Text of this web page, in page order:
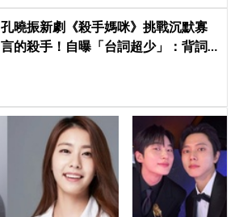
孔曉振新劇《殺手媽咪》挑戰沉默寡
言的殺手！自曝「台詞超少」：背詞